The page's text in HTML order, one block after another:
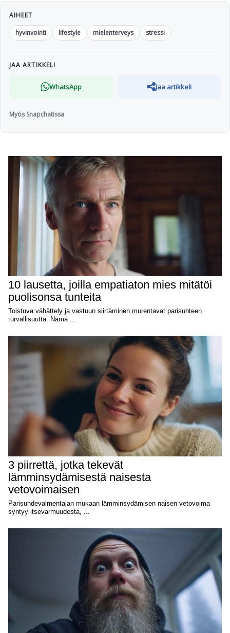
AIHEET
hyvinvointi
lifestyle mielenterveys stressi
JAA ARTIKKELI
WhatsApp Jaa artikkeli
Myös Snapchatissa